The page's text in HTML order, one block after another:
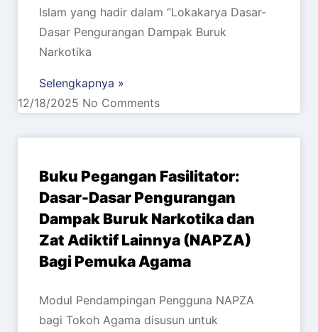
Islam yang hadir dalam “Lokakarya Dasar-
Dasar Pengurangan Dampak Buruk
Narkotika
Selengkapnya »
12/18/2025 No Comments
Buku Pegangan Fasilitator:
Dasar-Dasar Pengurangan
Dampak Buruk Narkotika dan
Zat Adiktif Lainnya (NAPZA)
Bagi Pemuka Agama
Modul Pendampingan Pengguna NAPZA
bagi Tokoh Agama disusun untuk